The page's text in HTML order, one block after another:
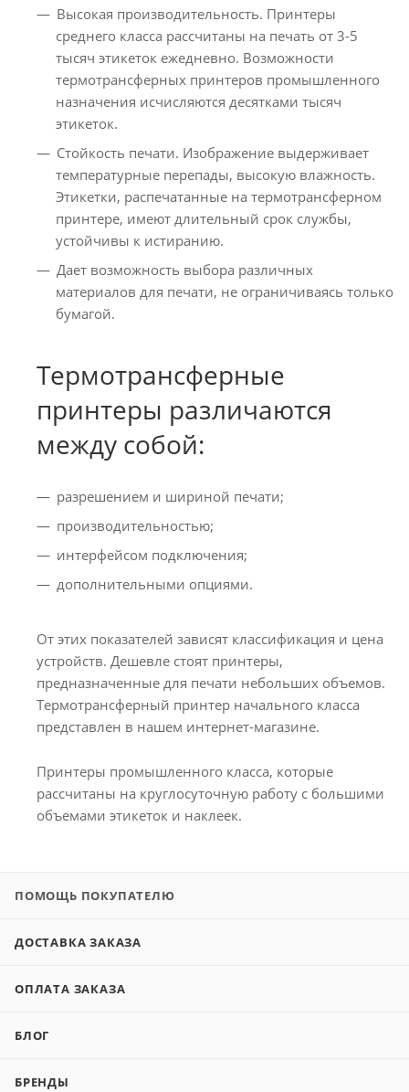
Высокая производительность. Принтеры
среднего класса рассчитаны на печать от 3-5
тысяч этикеток ежедневно. Возможности
термотрансферных принтеров промышленного
назначения исчисляются десятками тысяч
этикеток.
Стойкость печати. Изображение выдерживает
температурные перепады, высокую влажность.
Этикетки, распечатанные на термотрансферном
принтере, имеют длительный срок службы,
устойчивы к истиранию.
Дает возможность выбора различных
материалов для печати, не ограничиваясь только
бумагой.
Термотрансферные
принтеры различаются
между собой:
разрешением и шириной печати;
производительностью;
интерфейсом подключения;
дополнительными опциями.
От этих показателей зависят классификация и цена
устройств. Дешевле стоят принтеры,
предназначенные для печати небольших объемов.
Термотрансферный принтер начального класса
представлен в нашем интернет-магазине.
Принтеры промышленного класса, которые
рассчитаны на круглосуточную работу с большими
объемами этикеток и наклеек.
ПОМОЩЬ ПОКУПАТЕЛЮ
ДОСТАВКА ЗАКАЗА
ОПЛАТА ЗАКАЗА
БЛОГ
БРЕНДЫ